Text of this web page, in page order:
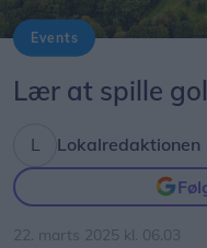
Events
Lær at spille
Lokalredaktionen
22. marts 2025 kl. 06.03